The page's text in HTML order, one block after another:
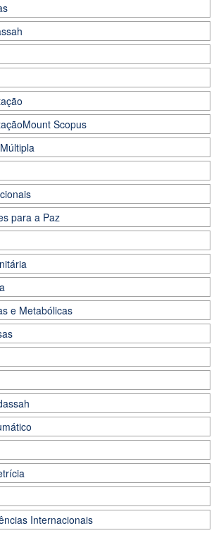
Scopus
para a Paz
e Metabólicas
Internacionais